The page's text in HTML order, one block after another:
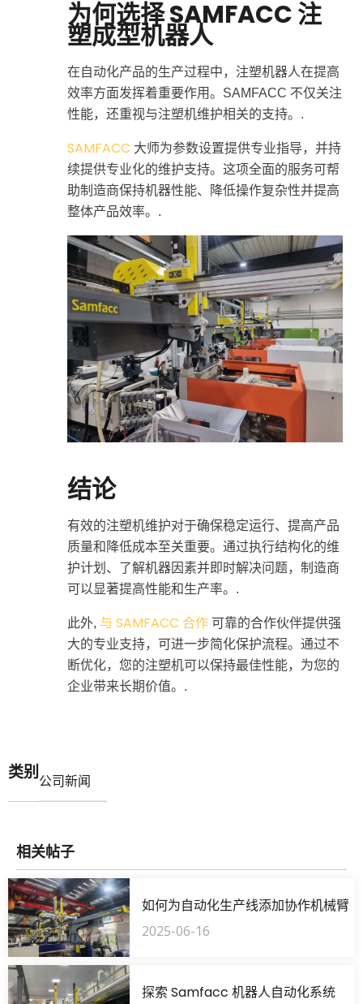
为何选择 SAMFACC 注
塑成型机器人
在自动化产品的生产过程中，注塑机器人在提高
效率方面发挥着重要作用。SAMFACC 不仅关注
性能，还重视与注塑机维护相关的支持。.
SAMFACC 大师为参数设置提供专业指导，并持
续提供专业化的维护支持。这项全面的服务可帮
助制造商保持机器性能、降低操作复杂性并提高
整体产品效率。.
结论
有效的注塑机维护对于确保稳定运行、提高产品
质量和降低成本至关重要。通过执行结构化的维
护计划、了解机器因素并即时解决问题，制造商
可以显著提高性能和生产率。.
此外, 与 SAMFACC 合作 可靠的合作伙伴提供强
大的专业支持，可进一步简化保护流程。通过不
断优化，您的注塑机可以保持最佳性能，为您的
企业带来长期价值。.
类别公司新闻
相关帖子
如何为自动化生产线添加协作机械臂
2025-06-16
探索 Samfacc 机器人自动化系统